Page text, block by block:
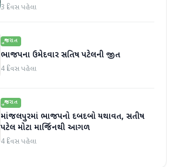
3 દિવસ પહેલા
ગુજરાત
ભાજપના ઉમેદવાર સતિષ પટેલની જીત
4 દિવસ પહેલા
ગુજરાત
માંજલપુરમાં ભાજપનો દબદબો યથાવત, સતીષ
પટેલ મોટા માર્જિનથી આગળ
4 દિવસ પહેલા